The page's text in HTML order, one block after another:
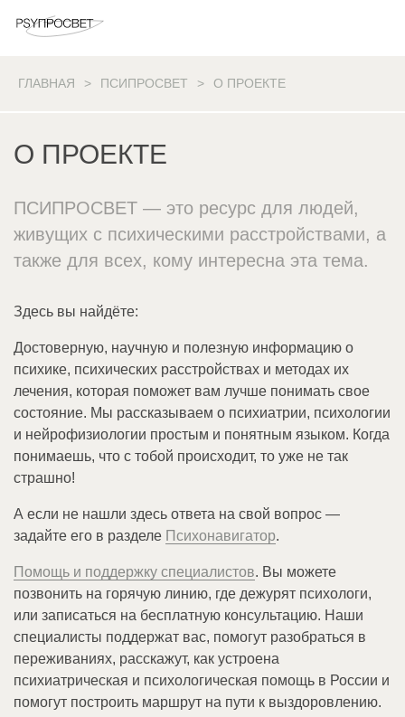
ГЛАВНАЯ ПСИПРОСВЕТ О ПРОЕКТЕ
О ПРОЕКТЕ
ПСИПРОСВЕТ — это ресурс для людей,
живущих c психическими расстройствами, а
также для всех, кому интересна эта тема.
Здесь вы найдёте:
Достоверную, научную и полезную информацию о
психике, психических расстройствах и методах их
лечения, которая поможет вам лучше понимать свое
состояние. Мы рассказываем о психиатрии, психологии
и нейрофизиологии простым и понятным языком. Когда
понимаешь, что с тобой происходит, то уже не так
страшно!
А если не нашли здесь ответа на свой вопрос —
задайте его в разделе Психонавигатор.
Помощь и поддержку специалистов. Вы можете
позвонить на горячую линию, где дежурят психологи,
или записаться на бесплатную консультацию. Наши
специалисты поддержат вас, помогут разобраться в
переживаниях, расскажут, как устроена
психиатрическая и психологическая помощь в России и
помогут построить маршрут на пути к выздоровлению.